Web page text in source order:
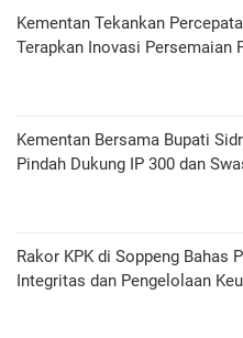
Kementan Tekankan
Terapkan Inovasi Persemaian
Kementan Bersama Bupati
Pindah Dukung IP 300 dan
Rakor KPK di Soppeng Bahas
Integritas dan Pengelolaan